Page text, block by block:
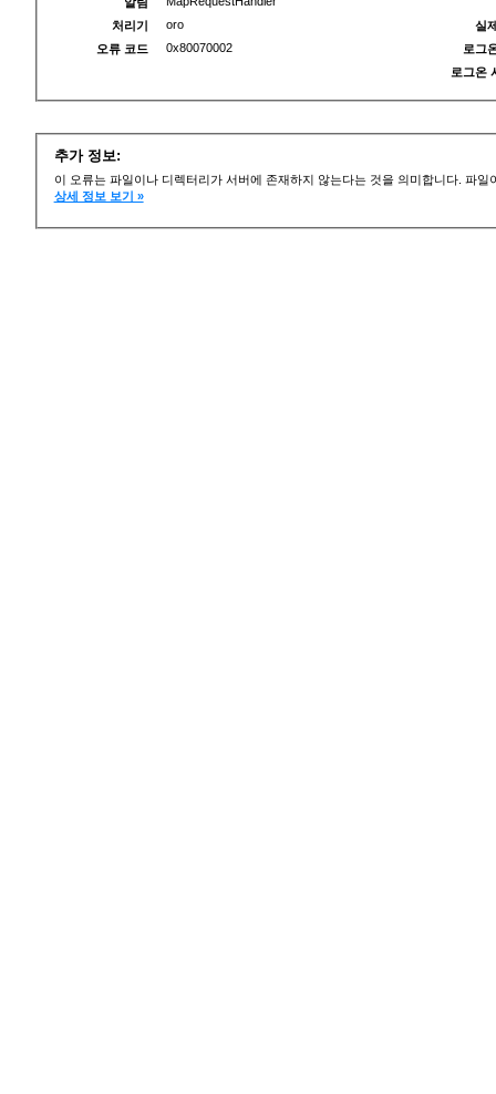
처리기
oro
오류 코드
0x80070002
실
로그
로그온
추가 정보:
이 오류는 파일이나 디렉터리가 서버에 존재하지 않는다는 것을 의미합니다. 파
상세 정보 보기 »